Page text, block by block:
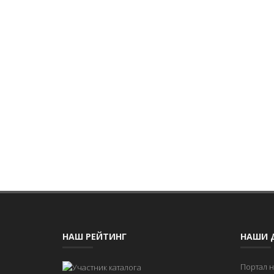
НАШ РЕЙТИНГ НАШИ
Портал